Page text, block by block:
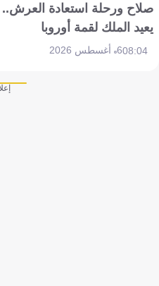
صلاح ورحلة استعادة العرش..
يعيد الملك لقمة أوروبا
08:046 أغسطس 2026